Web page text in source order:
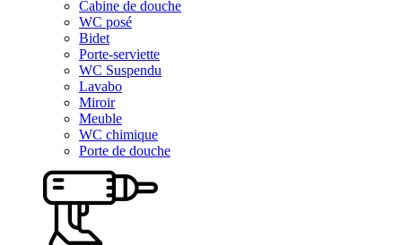
Cabine de douche
WC posé
Bidet
Porte-serviette
WC Suspendu
Lavabo
Miroir
Meuble
WC chimique
Porte de douche